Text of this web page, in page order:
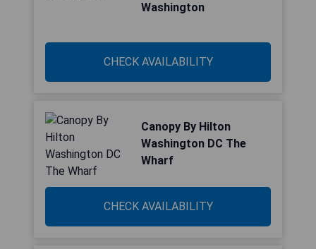
Washington
CHECK AVAILABILITY
Canopy By Hilton
Washington DC The
Wharf
CHECK AVAILABILITY